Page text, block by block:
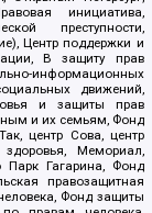
инициатива,
преступности,
Центр поддержки и
В защиту прав
информационных
движений,
и защиты прав
и их семьям, Фонд
центр Сова, центр
Мемориал,
Парк Гагарина, Фонд
правозащитная
Фонд защиты